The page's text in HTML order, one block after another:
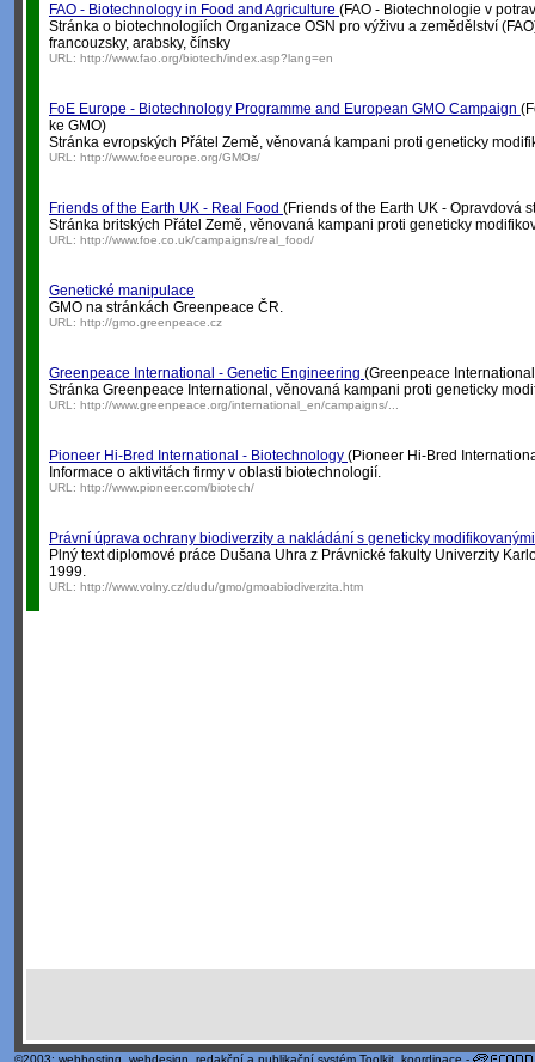
FAO - Biotechnology in Food and Agriculture (FAO - Biotechnologie v
Stránka o biotechnologiích Organizace OSN pro výživu a zemědělství
francouzsky, arabsky, čínsky
URL: http://www.fao.org/biotech/index.asp?lang=en
FoE Europe - Biotechnology Programme and European GMO Campaign
ke GMO)
Stránka evropských Přátel Země, věnovaná kampani proti geneticky
URL: http://www.foeeurope.org/GMOs/
Friends of the Earth UK - Real Food (Friends of the Earth UK - Opravdová
Stránka britských Přátel Země, věnovaná kampani proti geneticky
URL: http://www.foe.co.uk/campaigns/real_food/
Genetické manipulace
GMO na stránkách Greenpeace ČR.
URL: http://gmo.greenpeace.cz
Greenpeace International - Genetic Engineering (Greenpeace
Stránka Greenpeace International, věnovaná kampani proti geneticky
URL: http://www.greenpeace.org/international_en/campaigns/...
Pioneer Hi-Bred International - Biotechnology (Pioneer Hi-Bred
Informace o aktivitách firmy v oblasti biotechnologií.
URL: http://www.pioneer.com/biotech/
Právní úprava ochrany biodiverzity a nakládání s geneticky
Plný text diplomové práce Dušana Uhra z Právnické fakulty Univerzity
1999.
URL: http://www.volny.cz/dudu/gmo/gmoabiodiverzita.htm
©2003; webhosting webdesign redakční a publikační systém Toolkit , koordinace -